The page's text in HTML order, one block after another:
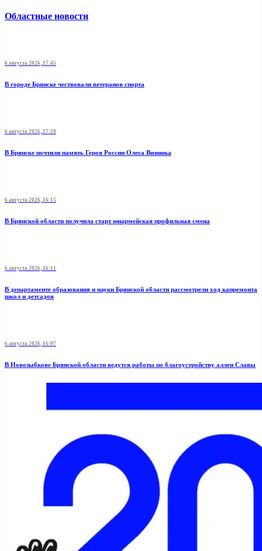
Областные новости
6 августа 2026, 17:45
В городе Брянске чествовали ветеранов спорта
6 августа 2026, 17:20
В Брянске почтили память Героя России Олега Визнюка
6 августа 2026, 16:15
В Брянской области получила старт юнармейская профильная смена
6 августа 2026, 16:11
В департаменте образования и науки Брянской области рассмотрели ход капремонта
школ и детсадов
6 августа 2026, 16:07
В Новозыбкове Брянской области ведутся работы по благоустройству аллеи Славы